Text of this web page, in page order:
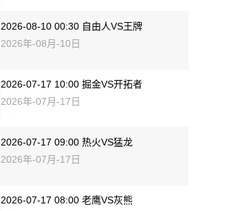
2026-08-10 00:30 自由人VS王牌
2026年-08月-10日
2026-07-17 10:00 掘金VS开拓者
2026年-07月-17日
2026-07-17 09:00 热火VS猛龙
2026年-07月-17日
2026-07-17 08:00 老鹰VS灰熊